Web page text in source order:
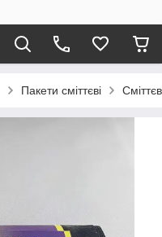
Пакети сміттєві